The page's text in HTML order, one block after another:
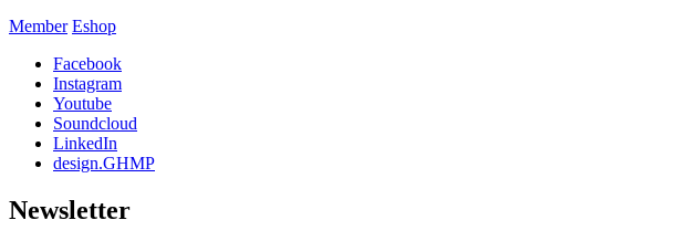
Member Eshop
Facebook
Instagram
Youtube
Soundcloud
LinkedIn
design.GHMP
Newsletter